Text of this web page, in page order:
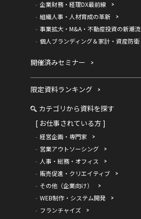
企業財務・経理DX最前線
組織人事・人材育成の革新
事業拡大・M&A・不動産投資の新潮流
個人ブランディング＆家計・資産防衛
開催済みセミナー
限定資料ランキング
カテゴリから資料を探す
[ お仕事されている方 ]
経営企画・専門家
営業アウトソーシング
人事・総務・オフィス
販売促進・クリエイティブ
その他（企業向け）
WEB制作・システム開発
フランチャイズ